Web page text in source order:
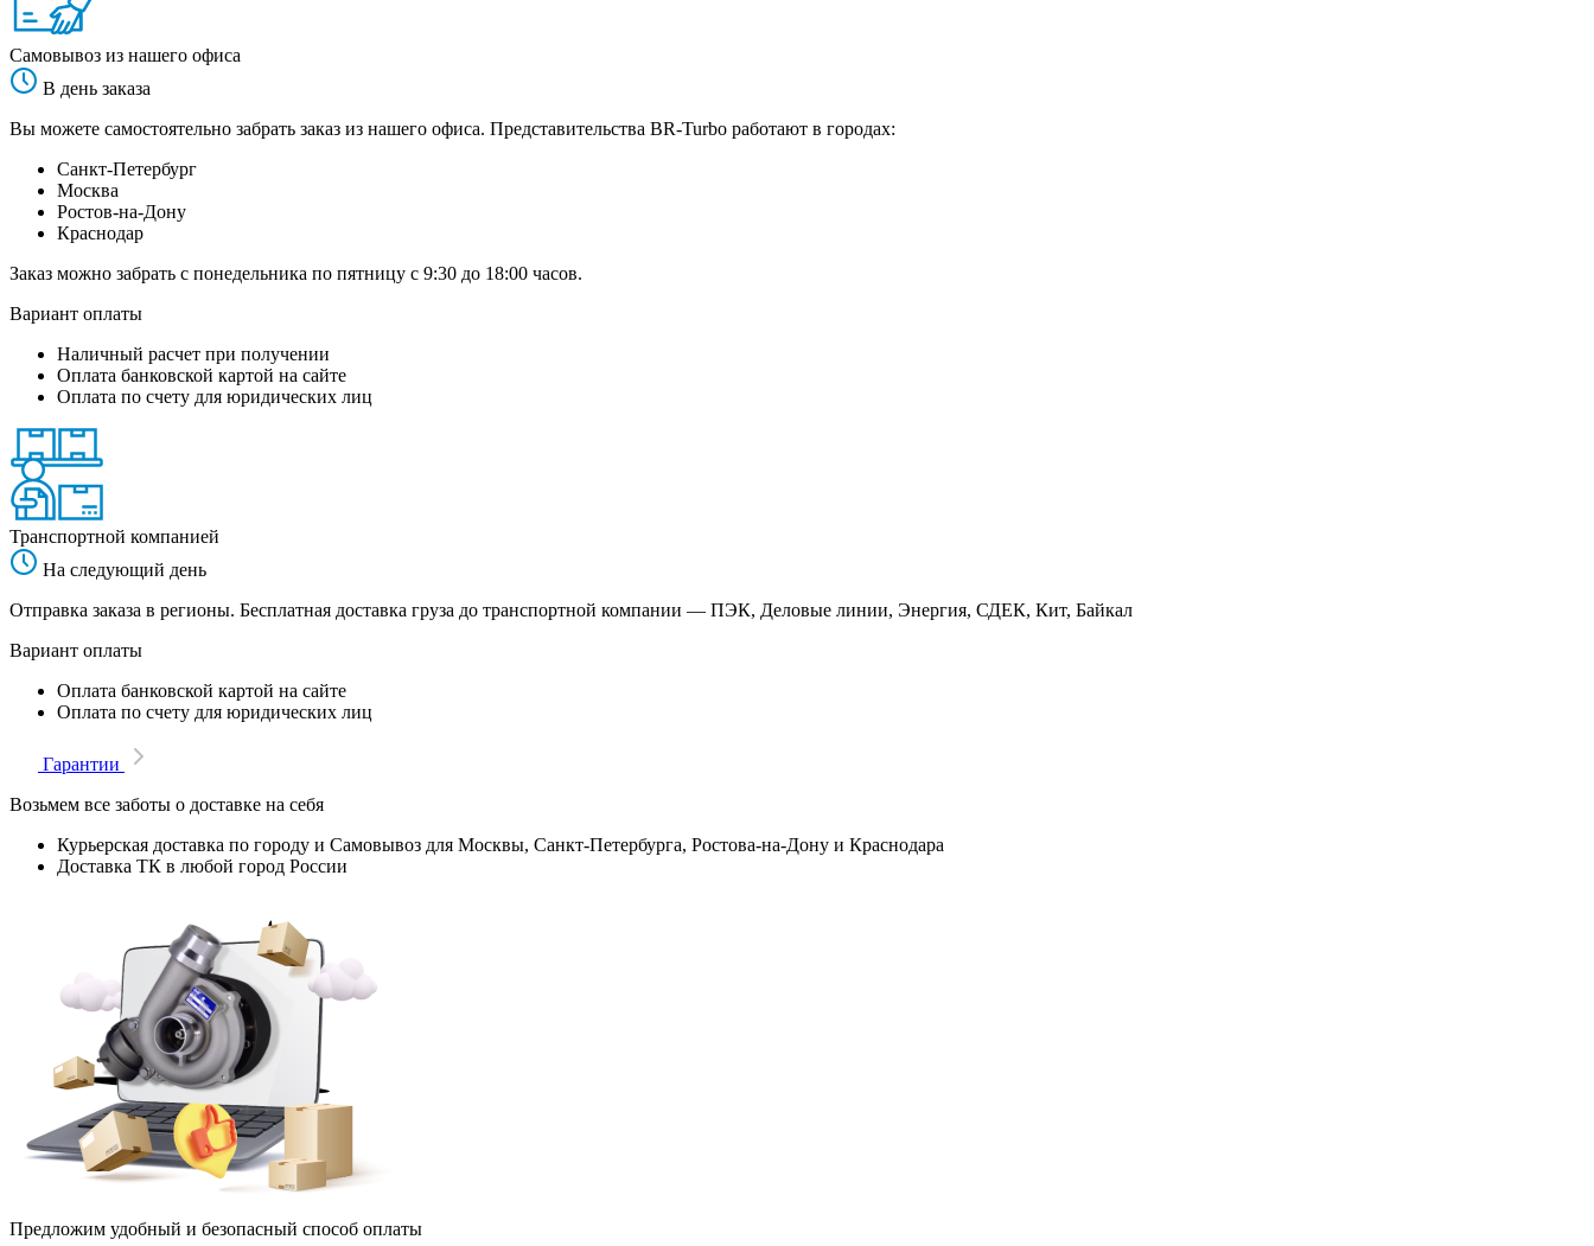
Самовывоз из нашего офиса
В день заказа
Вы можете самостоятельно забрать заказ из нашего офиса. Представительства BR-Turbo работают в городах:
Санкт-Петербург
Москва
Ростов-на-Дону
Краснодар
Заказ можно забрать с понедельника по пятницу с 9:30 до 18:00 часов.
Вариант оплаты
Наличный расчет при получении
Оплата банковской картой на сайте
Оплата по счету для юридических лиц
Транспортной компанией
На следующий день
Отправка заказа в регионы. Бесплатная доставка груза до транспортной компании — ПЭК, Деловые линии, Энергия, СДЕК, Кит, Байкал
Вариант оплаты
Оплата банковской картой на сайте
Оплата по счету для юридических лиц
Гарантии
Возьмем все заботы о доставке на себя
Курьерская доставка по городу и Самовывоз для Москвы, Санкт-Петербурга, Ростова-на-Дону и Краснодара
Доставка ТК в любой город России
Предложим удобный и безопасный способ оплаты